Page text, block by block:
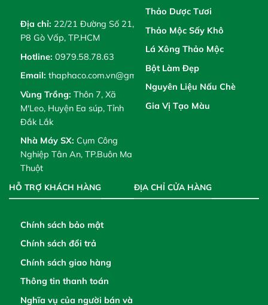
Địa chỉ: 22/21 Đường Số 21,
P8 Gò Vấp, TP.HCM
Hotline: 0979.58.78.63
Email: thaphaco.com.vn@gmail.com
Vùng Trồng: Thôn 7, Xã
M'Leo, Huyện Ea súp, Tỉnh
Đắk Lắk
Nhà Máy SX: Cụm Công
Nghiệp Tân An, TP.Buôn Ma
Thuột
Thảo Dược Tươi
Thảo Mộc Sấy Khô
Lá Xông Thảo Mộc
Bột Làm Đẹp
Nguyên Liệu Nấu Chè
Gia Vị Tạo Màu
HỖ TRỢ KHÁCH HÀNG
Chính sách bảo mật
Chính sách đổi trả
Chính sách giao hàng
Thông tin thanh toán
Nghĩa vụ của người bán và
ĐỊA CHỈ CỬA HÀNG